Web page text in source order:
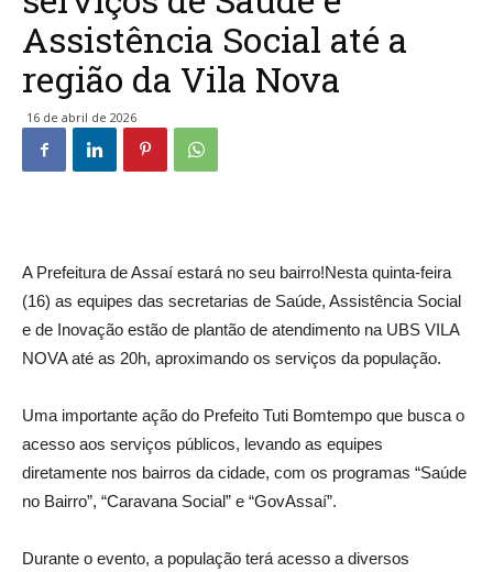
Assistência Social até a
região da Vila Nova
16 de abril de 2026
A Prefeitura de Assaí estará no seu bairro!Nesta quinta-feira
(16) as equipes das secretarias de Saúde, Assistência Social
e de Inovação estão de plantão de atendimento na UBS VILA
NOVA até as 20h, aproximando os serviços da população.
Uma importante ação do Prefeito Tuti Bomtempo que busca o
acesso aos serviços públicos, levando as equipes
diretamente nos bairros da cidade, com os programas “Saúde
no Bairro”, “Caravana Social” e “GovAssaí”.
Durante o evento, a população terá acesso a diversos